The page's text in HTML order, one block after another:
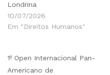
Londrina
10/07/2026
Em "Direitos Humanos"
1º Open Internacional Pan-
Americano de